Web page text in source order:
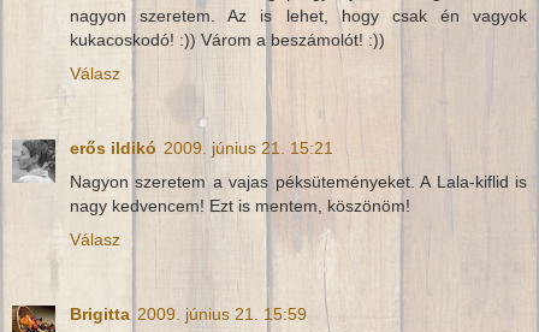
nagyon szeretem. Az is lehet, hogy csak én vagyok
kukacoskodó! :)) Várom a beszámolót! :))
Válasz
erős ildikó 2009. június 21. 15:21
Nagyon szeretem a vajas péksüteményeket. A Lala-kiflid is
nagy kedvencem! Ezt is mentem, köszönöm!
Válasz
Brigitta 2009. június 21. 15:59